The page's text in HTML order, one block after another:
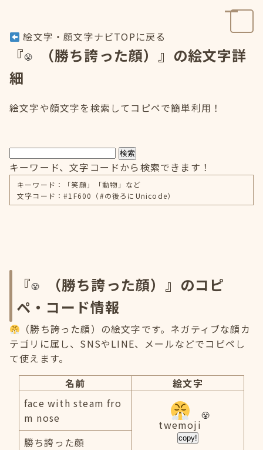
絵文字・顔文字ナビTOPに戻る
『
（勝ち誇った顔）』の絵文字詳
細
絵文字や顔文字を検索してコピペで簡単利用！
検索
キーワード、文字コードから検索できます！
キーワード：「笑顔」「動物」など
文字コード：#1F600（#の後ろにUnicode）
『
（勝ち誇った顔）』のコピ
ペ・コード情報
（勝ち誇った顔）の絵文字です。ネガティブな顔カ
テゴリに属し、SNSやLINE、メールなどでコピペし
て使えます。
名前
絵文字
face with steam fro
m nose
twemoji
copy!
勝ち誇った顔